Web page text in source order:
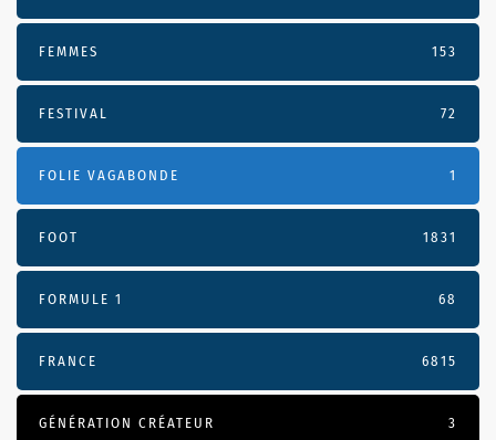
FEMMES 153
FESTIVAL 72
FOLIE VAGABONDE 1
FOOT 1831
FORMULE 1 68
FRANCE 6815
GÉNÉRATION CRÉATEUR 3